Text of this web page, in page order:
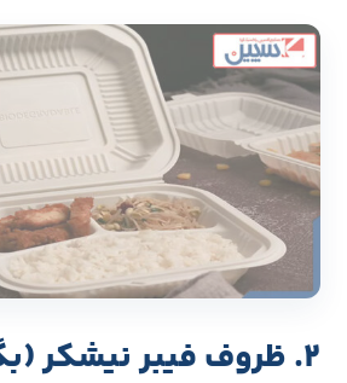
2. ظروف فیبر نیشکر (بگاس)